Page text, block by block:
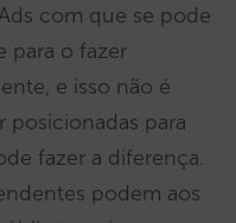
com que se pode
para o fazer
e isso não é
posicionadas para
fazer a diferença.
podem aos